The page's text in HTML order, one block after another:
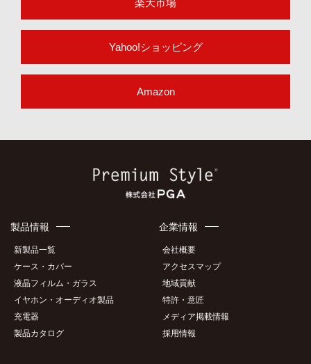
楽天市場
Yahoo!ショッピング
Amazon
製品情報
新製品一覧
ケース・カバー
液晶フィルム・ガラス
イヤホン・オーディオ製品
充電器
製品カタログ
企業情報
会社概要
アクセスマップ
地域貢献
特許・意匠
メディア掲載情報
採用情報